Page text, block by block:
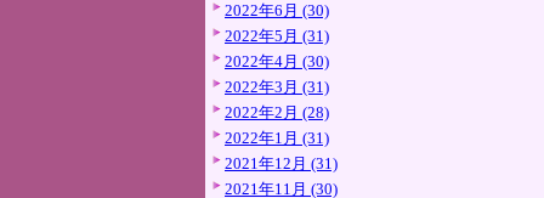
2022年6月 (30)
2022年5月 (31)
2022年4月 (30)
2022年3月 (31)
2022年2月 (28)
2022年1月 (31)
2021年12月 (31)
2021年11月 (30)